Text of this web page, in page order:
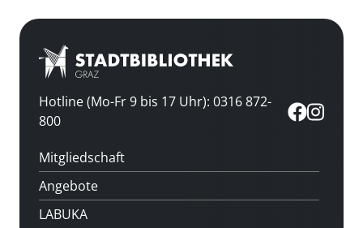
Hotline (Mo-Fr 9 bis 17 Uhr): 0316 872-
800
Mitgliedschaft
Angebote
LABUKA